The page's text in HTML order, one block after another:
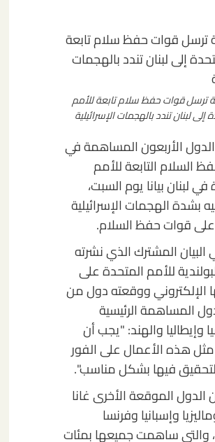
ترسل قوات حفظ سلام تابعة للأمم
إلى لبنان تندد بالهجمات الإسرائيلية
الأربعون المساهمة في
السلام التابعة للأمم
لبنان بيانا يوم السبت،
بشدة الهجمات الإسرائيلية
على قوات حفظ السلام.
المشترك الذي نشرته
للأمم المتحدة على
الإلكتروني ووقعته دول من
المساهمة الرئيسية
وإيطاليا والهند: "يجب أن
هذه الأعمال على الفور
فيها بشكل مناسب".
الموقعة الأخرى غانا
وإسبانيا وفرنسا
والتي ساهمت جميعها بمئات